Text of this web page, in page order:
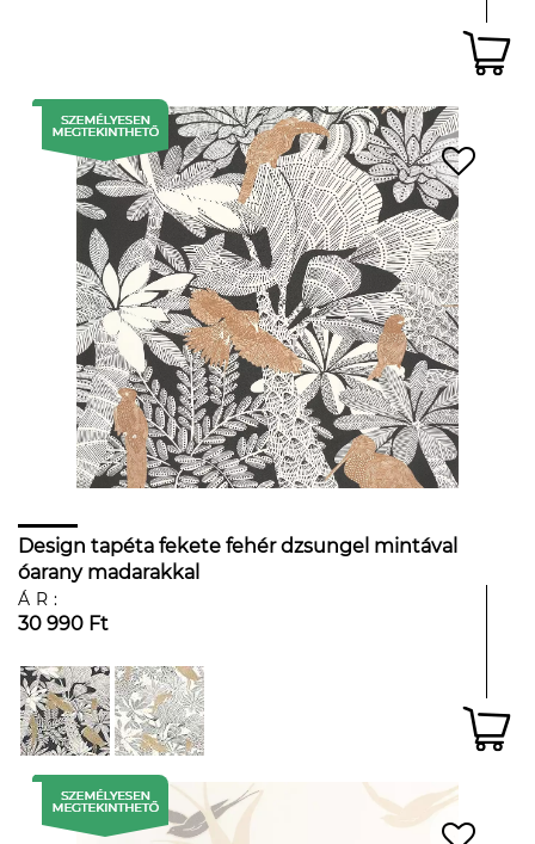
Design tapéta fekete fehér dzsungel mintával
óarany madarakkal
ÁR:
30 990 Ft